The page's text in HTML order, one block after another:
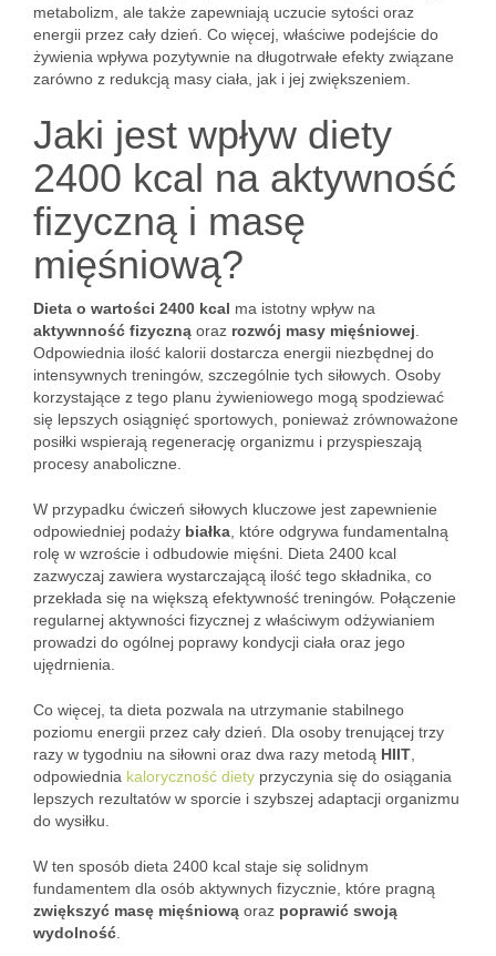
metabolizm, ale także zapewniają uczucie sytości oraz
energii przez cały dzień. Co więcej, właściwe podejście do
żywienia wpływa pozytywnie na długotrwałe efekty związane
zarówno z redukcją masy ciała, jak i jej zwiększeniem.
Jaki jest wpływ diety
2400 kcal na aktywność
fizyczną i masę
mięśniową?
Dieta o wartości 2400 kcal ma istotny wpływ na
aktywnność fizyczną oraz rozwój masy mięśniowej
Odpowiednia ilość kalorii dostarcza energii niezbędnej do
intensywnych treningów, szczególnie tych siłowych. Osoby
korzystające z tego planu żywieniowego mogą spodziewać
się lepszych osiągnięć sportowych, ponieważ zrównoważone
posiłki wspierają regenerację organizmu i przyspieszają
procesy anaboliczne.
W przypadku ćwiczeń siłowych kluczowe jest zapewnienie
odpowiedniej podaży białka , które odgrywa fundamentalną
rolę w wzroście i odbudowie mięśni. Dieta 2400 kcal
zazwyczaj zawiera wystarczającą ilość tego składnika, co
przekłada się na większą efektywność treningów. Połączenie
regularnej aktywności fizycznej z właściwym odżywianiem
prowadzi do ogólnej poprawy kondycji ciała oraz jego
ujędrnienia.
Co więcej, ta dieta pozwala na utrzymanie stabilnego
poziomu energii przez cały dzień. Dla osoby trenującej trzy
razy w tygodniu na siłowni oraz dwa razy metodą HIIT
odpowiednia kaloryczność diety przyczynia się do osiągania
lepszych rezultatów w sporcie i szybszej adaptacji organizmu
do wysiłku.
W ten sposób dieta 2400 kcal staje się solidnym
fundamentem dla osób aktywnych fizycznie, które pragną
zwiększyć masę mięśniową oraz poprawić swoją
wydolność